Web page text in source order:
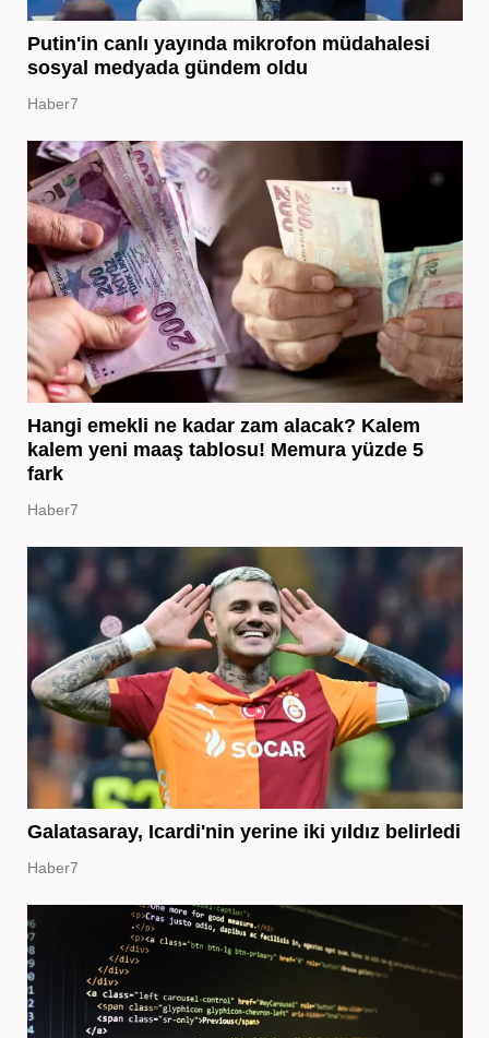
Putin'in canlı yayında mikrofon müdahalesi
sosyal medyada gündem oldu
Haber7
Hangi emekli ne kadar zam alacak? Kalem
kalem yeni maaş tablosu! Memura yüzde 5
fark
Haber7
Galatasaray, Icardi'nin yerine iki yıldız belirledi
Haber7